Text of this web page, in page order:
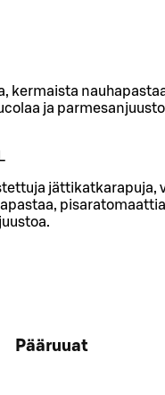
kermaista
ja
L
jättikatkarapuja,
Pääruuat